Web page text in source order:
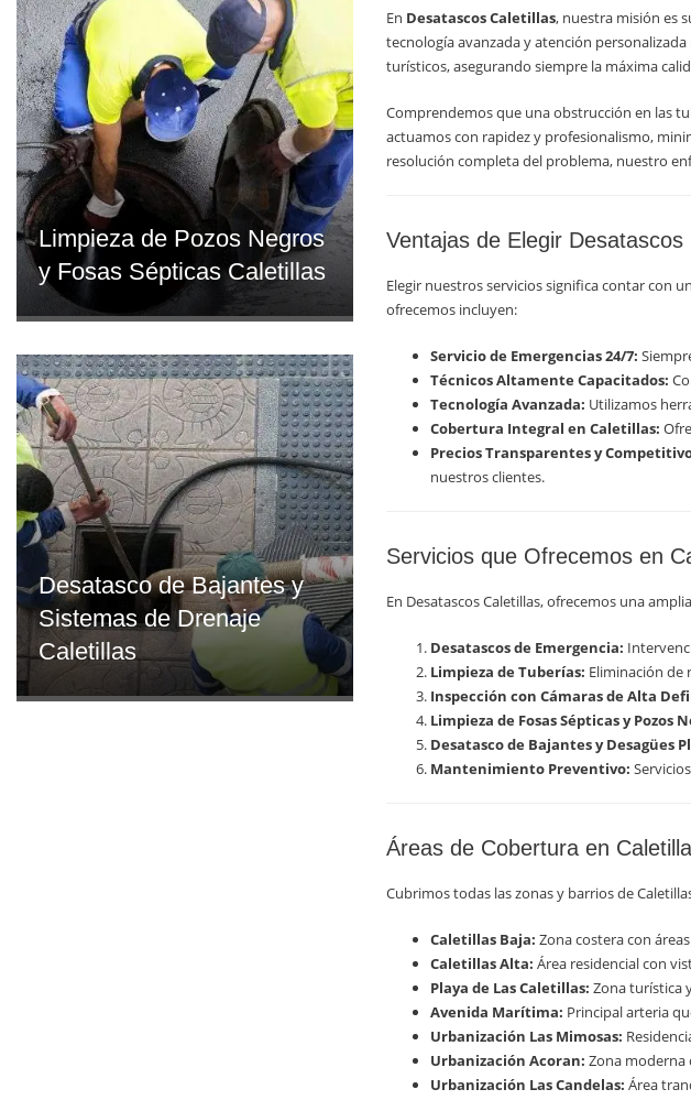
Limpieza de Pozos Negros
y Fosas Sépticas Caletillas
Desatasco de Bajantes y
Sistemas de Drenaje
Caletillas
En Desatascos Caletillas, nuestra misión es
tecnología avanzada y atención
turísticos, asegurando siempre la máxima
Comprendemos que una obstrucción en las
actuamos con rapidez y profesionalismo,
resolución completa del problema, nuestro
Ventajas de Elegir Desatascos
Elegir nuestros servicios significa contar con
ofrecemos incluyen:
Servicio de Emergencias 24/7:
Técnicos Altamente Capacitados:
Tecnología Avanzada: Utilizamos
Cobertura Integral en Caletillas:
Precios Transparentes y
nuestros clientes.
Servicios que Ofrecemos en
En Desatascos Caletillas, ofrecemos una
Desatascos de Emergencia:
Limpieza de Tuberías: Eliminación de
Inspección con Cámaras de Alta
Limpieza de Fosas Sépticas y Pozos
Desatasco de Bajantes y Desagües
Mantenimiento Preventivo:
Áreas de Cobertura en
Cubrimos todas las zonas y barrios de
Caletillas Baja: Zona costera con
Caletillas Alta: Área residencial con
Playa de Las Caletillas: Zona turística
Avenida Marítima: Principal arteria
Urbanización Las Mimosas:
Urbanización Acoran: Zona moderna
Urbanización Las Candelas: Área